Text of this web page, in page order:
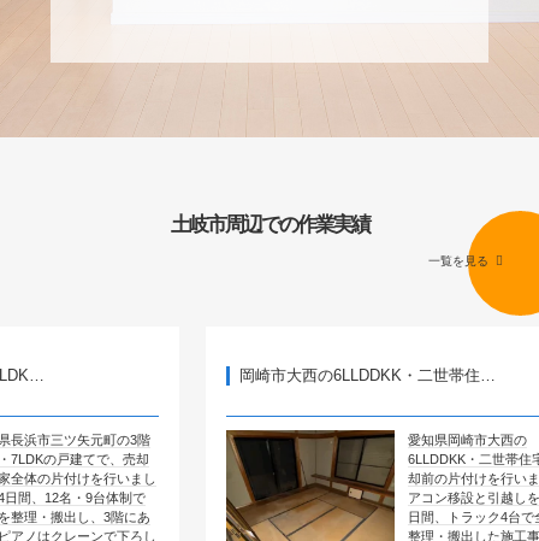
土岐市周辺での作業実績
一覧を見る
元町の3階
てで、売却
を行いまし
9台体制で
、3階にあ
ンで下ろし
岡崎市大西の6LLDDKK・二世帯住…
愛知県岡崎市大西の
6LLDDKK・二世帯住宅で、売
却前の片付けを行いました。エ
アコン移設と引越しを含めて4
日間、トラック4台で全部屋を
整理・搬出した施工事例です。